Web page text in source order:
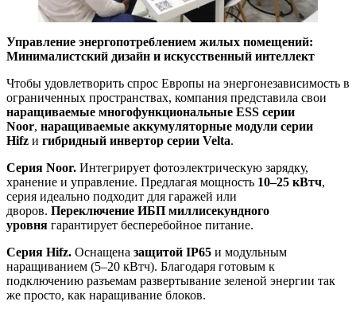
Управление энергопотреблением жилых помещений:
Минималистский дизайн и искусственный интеллект
Чтобы удовлетворить спрос Европы на энергонезависимость в
ограниченных пространствах, компания представила свои
наращиваемые многофункциональные ESS серии
Noor, наращиваемые аккумуляторные модули серии
Hifz и гибридный инвертор серии Velta.
Серия Noor. Интегрирует фотоэлектрическую зарядку,
хранение и управление. Предлагая мощность 10–25 кВтч,
серия идеально подходит для гаражей или
дворов. Переключение ИБП миллисекундного
уровня гарантирует бесперебойное питание.
Серия Hifz. Оснащена защитой IP65 и модульным
наращиванием (5–20 кВтч). Благодаря готовым к
подключению разъемам развертывание зеленой энергии так
же просто, как наращивание блоков.